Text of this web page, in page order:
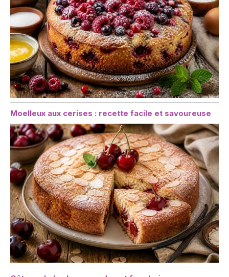
Moelleux aux cerises : recette facile et savoureuse